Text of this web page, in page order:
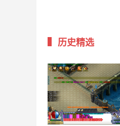
历史精选